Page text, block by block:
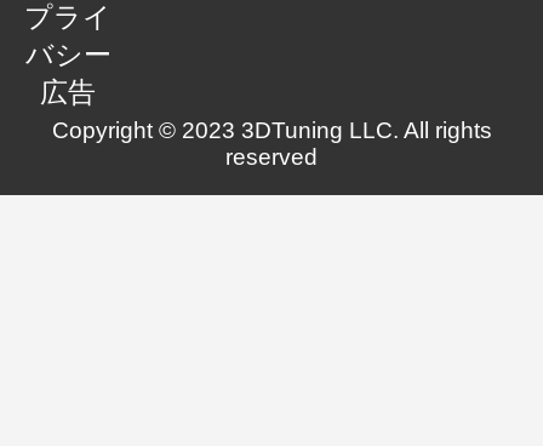
プライ
バシー
広告
Copyright © 2023 3DTuning LLC. All rights
reserved